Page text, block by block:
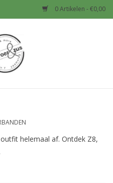
0 Artikelen - €0,00
helemaal af. Ontdek Z8,